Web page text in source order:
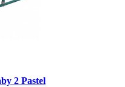
2 Pastel